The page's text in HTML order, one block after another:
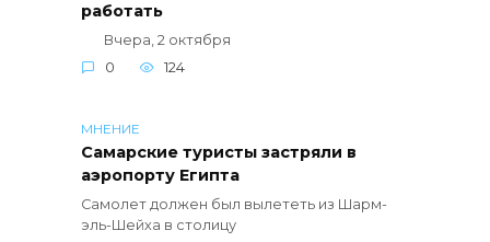
работать
Вчера, 2 октября
0
124
МНЕНИЕ
Самарские туристы застряли в
аэропорту Египта
Самолет должен был вылететь из Шарм-
эль-Шейха в столицу